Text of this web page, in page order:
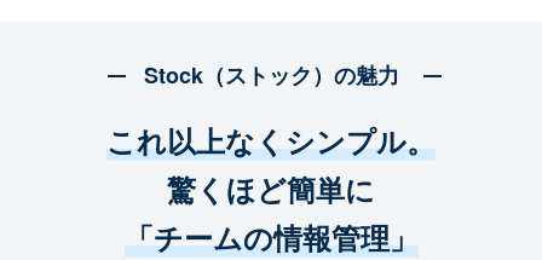
Stock（ストック）の魅力
これ以上なくシンプル。
驚くほど簡単に
「チームの情報管理」